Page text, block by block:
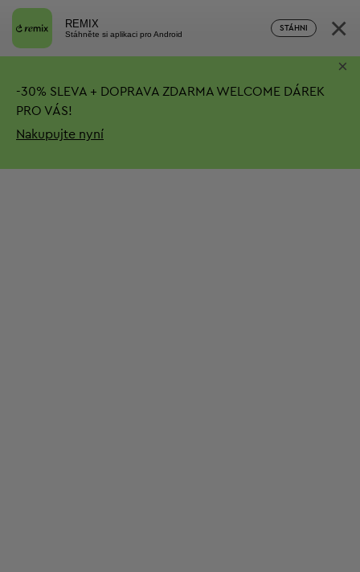
REMIX
Stáhněte si aplikaci pro Android
STÁHNI ×
-30% SLEVA + DOPRAVA ZDARMA WELCOME DÁREK
PRO VÁS!
Nakupujte nyní
×